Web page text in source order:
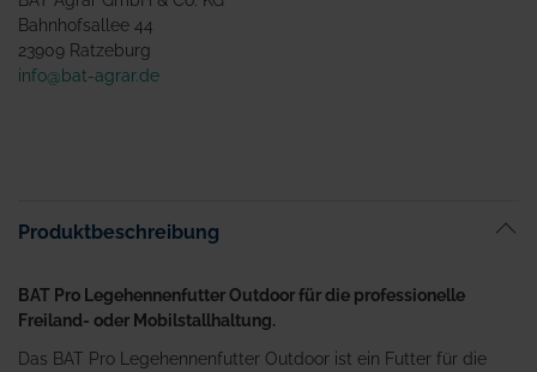
Bahnhofsallee 44
23909 Ratzeburg
info@bat-agrar.de
Produktbeschreibung
BAT Pro Legehennenfutter Outdoor für die professionelle
Freiland- oder Mobilstallhaltung.
Das BAT Pro Legehennenfutter Outdoor ist ein Futter für die